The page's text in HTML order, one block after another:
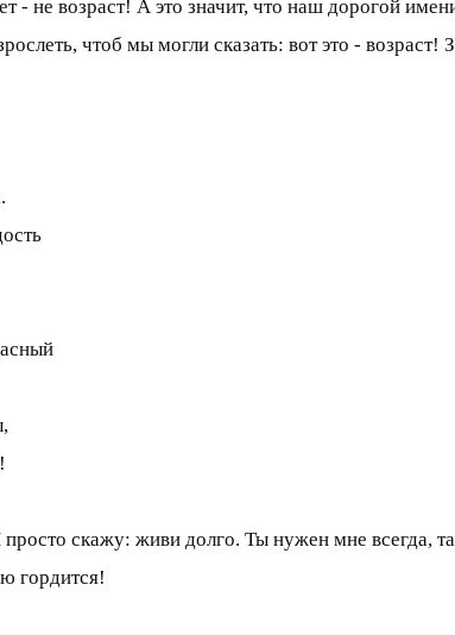
- не возраст! А это значит, что наш дорогой
чтоб мы могли сказать: вот это - возраст!
скажу: живи долго. Ты нужен мне всегда,
гордится!